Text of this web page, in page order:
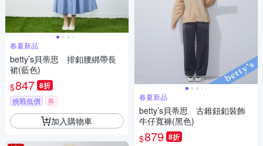
春夏新品
betty’s貝蒂思 排釦腰綁帶長
裙(藍色)
$847 8折
挑戰低價 券
加入購物車
春夏新品
betty’s貝蒂思 古錐鈕釦裝飾
牛仔寬褲(黑色)
$879 8折